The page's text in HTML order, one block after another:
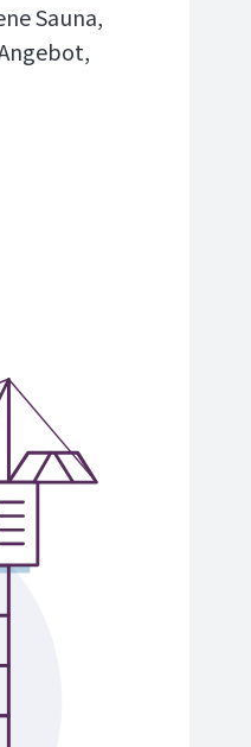
Sauna,